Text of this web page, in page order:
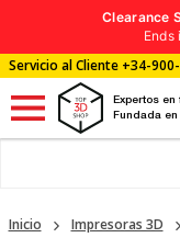
Clearance
Ends
Servicio al Cliente +34-
Expertos
Fundada en
Inicio Impresoras 3D